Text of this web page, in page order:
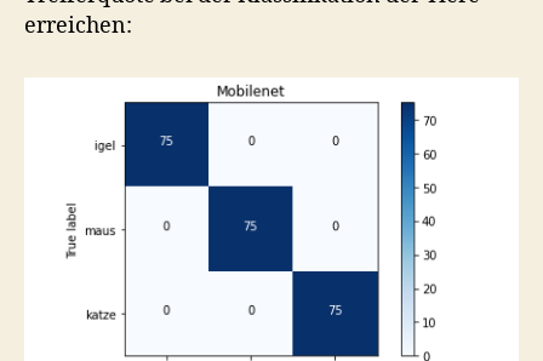
erreichen: